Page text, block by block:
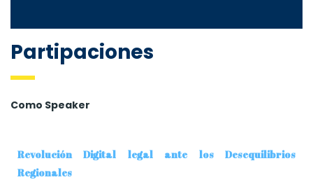
Partipaciones
Como Speaker
Revolución Digital legal ante los Desequilibrios
Regionales